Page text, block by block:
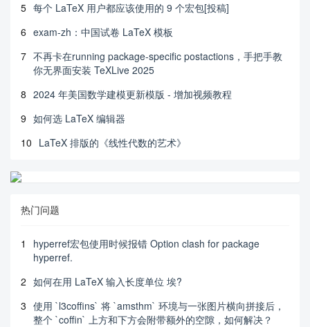
5 每个 LaTeX 用户都应该使用的 9 个宏包[投稿]
6 exam-zh：中国试卷 LaTeX 模板
7 不再卡在running package-specific postactions，手把手教
你无界面安装 TeXLive 2025
8 2024 年美国数学建模更新模版 - 增加视频教程
9 如何选 LaTeX 编辑器
10 LaTeX 排版的《线性代数的艺术》
热门问题
1
hyperref宏包使用时候报错 Option clash for package
hyperref.
2 如何在用 LaTeX 输入长度单位 埃?
3 使用 `l3coffins` 将 `amsthm` 环境与一张图片横向拼接后，
整个 `coffin` 上方和下方会附带额外的空隙，如何解决？